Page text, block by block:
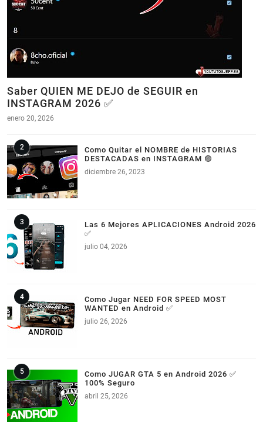
Saber QUIEN ME DEJO de SEGUIR en
INSTAGRAM 2026 ✅
enero 20, 2026
Como Quitar el NOMBRE de HISTORIAS
DESTACADAS en INSTAGRAM 🟣
diciembre 26, 2023
Las 6 Mejores APLICACIONES Android 2026
✅
julio 04, 2026
Como Jugar NEED FOR SPEED MOST
WANTED en Android ✅
julio 26, 2026
Como JUGAR GTA 5 en Android 2026 ✅
100% Seguro
abril 25, 2026